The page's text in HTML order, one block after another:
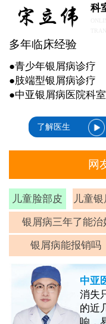
科
多年临床经验
●青少年银屑病诊疗
●肢端型银屑病诊疗
●中亚银屑病医院科
了解医生
网
儿童脸部皮
癣
儿童
银屑病三年了能治
银屑病能报销吗
中亚
消失
的近